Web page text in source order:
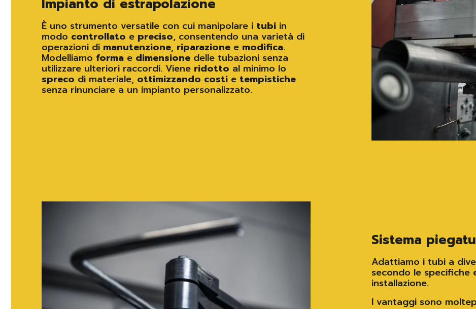
Impianto di estrapolazione
È uno strumento versatile con cui manipolare i tubi in
modo controllato e preciso, consentendo una varietà di
operazioni di manutenzione, riparazione e modifica.
Modelliamo forma e dimensione delle tubazioni senza
utilizzare ulteriori raccordi. Viene ridotto al minimo lo
spreco di materiale, ottimizzando costi e tempistiche
senza rinunciare a un impianto personalizzato.
Sistema
Adattiamo i tubi a
secondo le specifiche
installazione.
I vantaggi sono